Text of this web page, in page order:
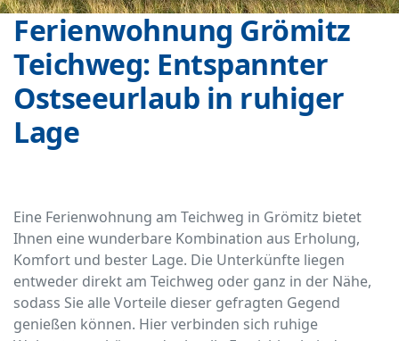
Ferienwohnung Grömitz
Teichweg: Entspannter
Ostseeurlaub in ruhiger
Lage
Eine Ferienwohnung am Teichweg in Grömitz bietet
Ihnen eine wunderbare Kombination aus Erholung,
Komfort und bester Lage. Die Unterkünfte liegen
entweder direkt am Teichweg oder ganz in der Nähe,
sodass Sie alle Vorteile dieser gefragten Gegend
genießen können. Hier verbinden sich ruhige